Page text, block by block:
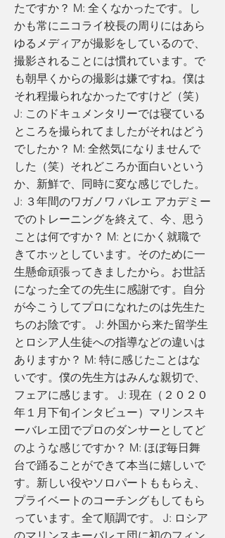
たですか？ M: 全くなかったです。し
かも常にニコライ校長の周りにはあら
ゆるメディアが撮影をしているので、
撮影されることには慣れています。で
も朝早くからの撮影は嫌ですね。僕は
それ程撮られなかったですけど（笑）
J: このドキュメンタリーでは寝ている
ところを撮られてましたがそれはどう
でしたか？ M: 全然気になりませんで
した（笑）それどころか面白いという
か、新鮮で、同時に変な感じでした。
J: ３年間のワガノワ バレエ アカデミー
でのトレーニングを終えて、今、思う
ことは何ですか？ M: とにかく就職で
きてホッとしています。そのために一
生懸命頑張ってきましたから。お世話
になった全ての先生に感謝です。自分
が今こうしてプロになれたのは先生た
ちのお陰です。 J: 外国から来た留学生
とロシア人生徒への指導などの違いは
ありますか？ M: 特に感じたことはな
いです。僕の先生方はみんな親切で、
フェアに感じます。 J: 現在（２０２０
年１月下旬インタビュー）マリンスキ
ーバレエ団でプロのダンサーとしてど
のような感じですか？ M: ほぼ毎日舞
台で踊ることができて本当に嬉しいで
す。新しい役やソロパートももらえ、
プライベートのコーチングもしてもら
っています。全て順調です。 J: ロシア
のマリンスキーバレエ団に初のフィン